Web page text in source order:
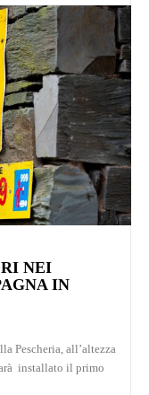
NEI
IN
Pescheria, all’altezza
installato il primo